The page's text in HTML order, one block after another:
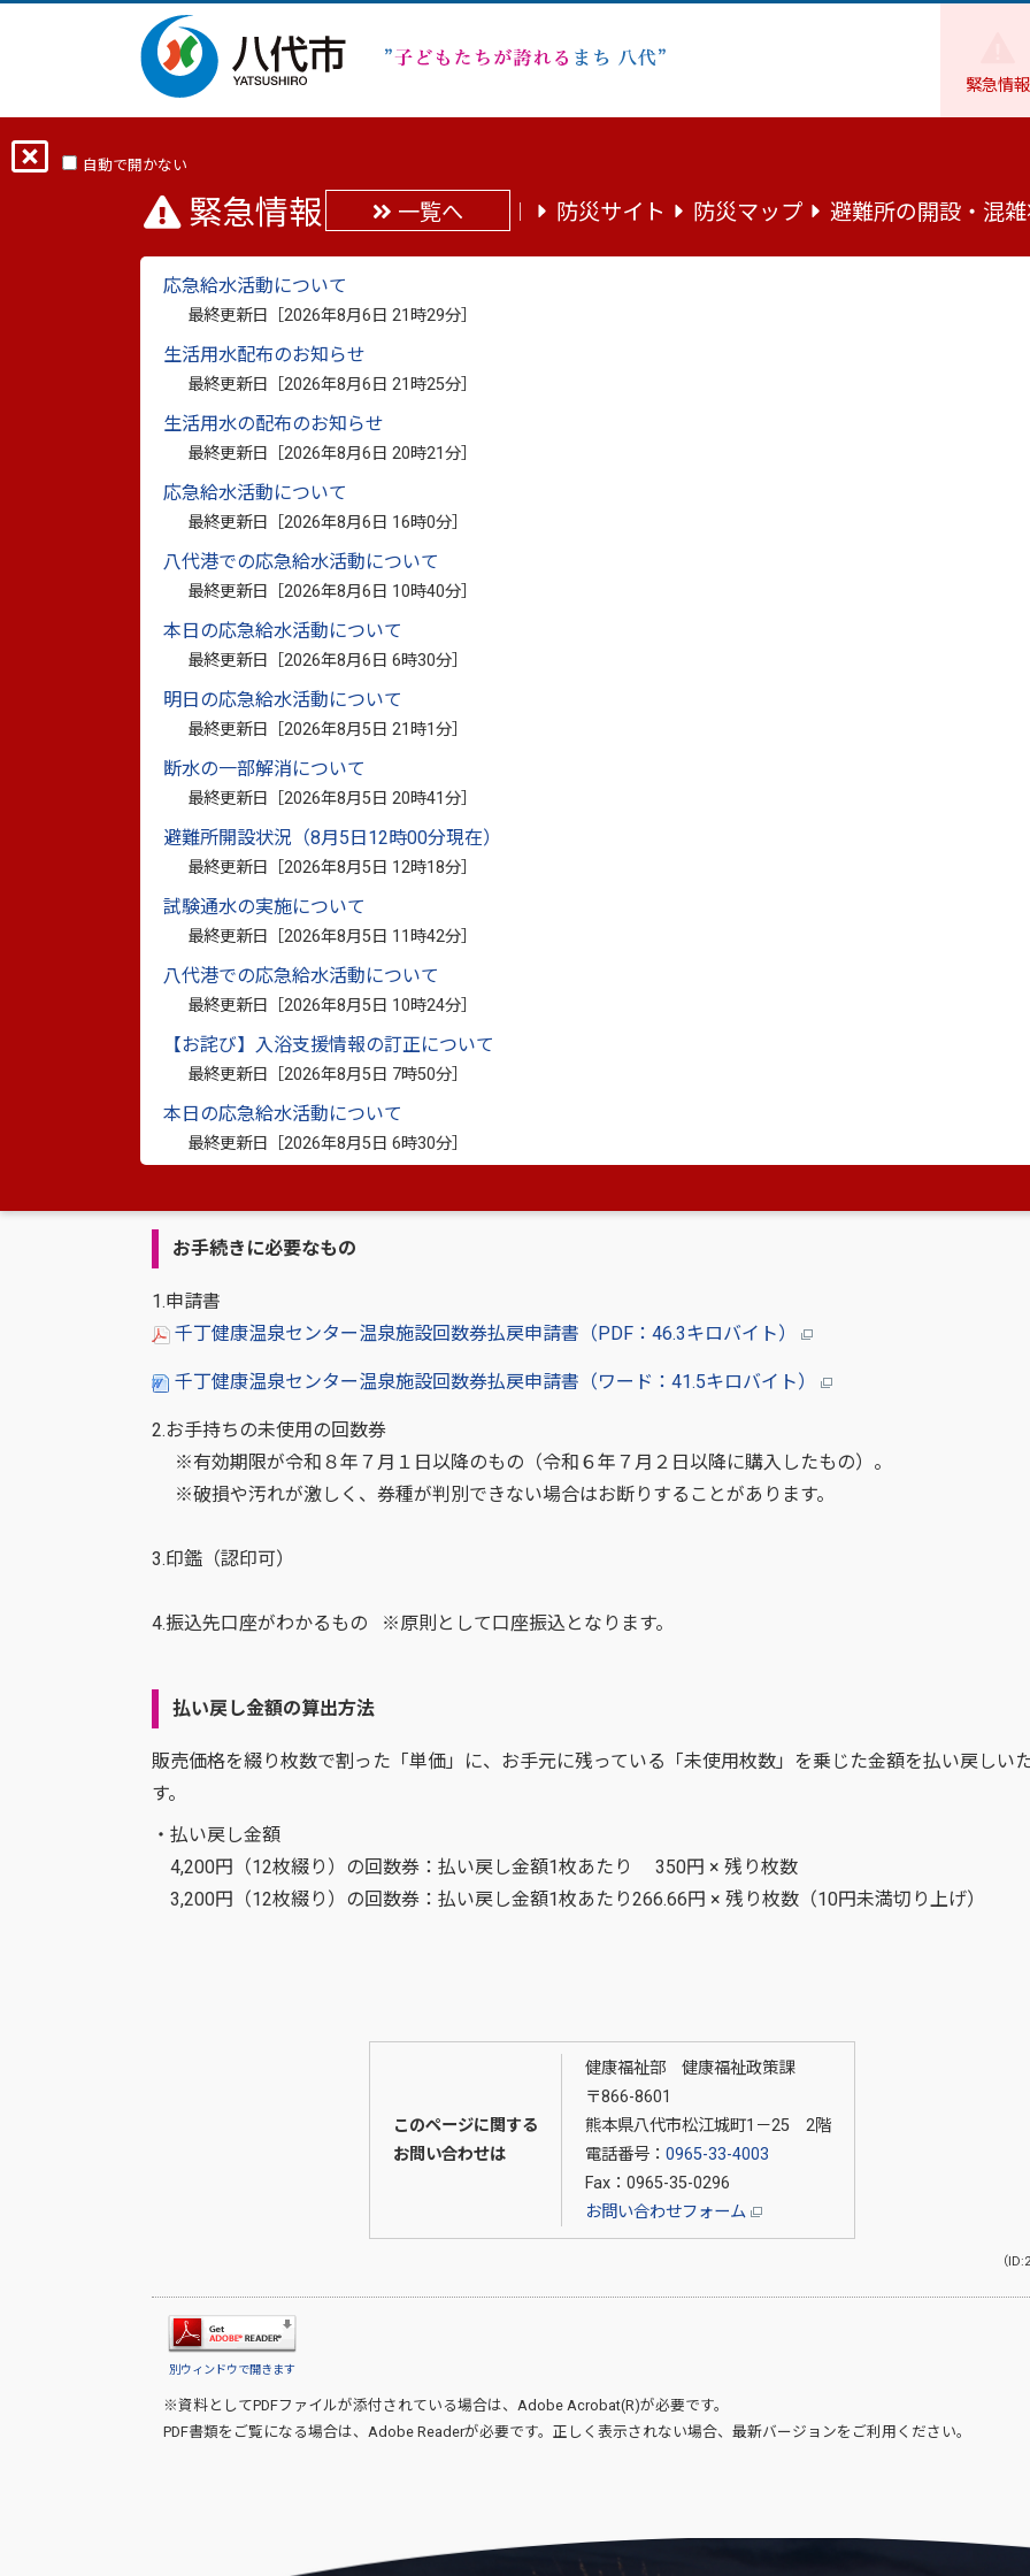
緊急情報
自動で開かない
緊急情報 一覧へ 防災サイト 防災マップ 避難所の開設・混
応急給水活動について
最終更新日［2026年8月6日 21時29分
生活用水配布のお知らせ
最終更新日［2026年8月6日 21時25分
生活用水の配布のお知らせ
最終更新日［2026年8月6日 20時21分
応急給水活動について
最終更新日［2026年8月6日 16時0分
八代港での応急給水活動について
最終更新日［2026年8月6日 10時40分
本日の応急給水活動について
最終更新日［2026年8月6日 6時30分
明日の応急給水活動について
最終更新日［2026年8月5日 21時1分
断水の一部解消について
最終更新日［2026年8月5日 20時41分
避難所開設状況（8月5日12時00分現在）
最終更新日［2026年8月5日 12時18分
試験通水の実施について
最終更新日［2026年8月5日 11時42分
八代港での応急給水活動について
最終更新日［2026年8月5日 10時24分
【お詫び】入浴支援情報の訂正について
最終更新日［2026年8月5日 7時50分
本日の応急給水活動について
最終更新日［2026年8月5日 6時30分
千丁健康温泉センター休館に伴う回数券 払い戻しのお知らせ
最終更新日：2026年5月27日 印刷
千丁健康温泉センター休館に伴う回数券 払い戻しのお知らせ
千丁健康温泉センターは、今後の運営方針検討に係る調査・検証を行うため、令和８年６月３０日（火
をもちまして休館することとなりました。
これに伴い、現在お持ちの未使用の回数券につきまして、下記の通り払い戻しをいたしますので、払い
付期間内にお手続きをお願い申し上げます。
※有効期限が令和８年６月３０日以前の回数券の払い戻しには応じかねます。
払い戻し受付期間
令和８年６月１日（月曜日）～ 令和８年８月３１日（水曜日）まで
受付時間： 午前９時 ～ 午後５時（※
※休館の期間に応じて受付期間を延長する場合もあります。
・八代市役所 健康福祉政策課（本庁舎２階）
・千丁支所 地域振興課 健康福祉係（千丁支所１階）
〒866-8601 熊本県八代市松江城町1-25 健康福祉政策課 宛
お手続きに必要なもの
1.申請書
千丁健康温泉センター温泉施設回数券払戻申請書（PDF：46.3キロバイト）
千丁健康温泉センター温泉施設回数券払戻申請書（ワード：41.5キロバイト）
2.お手持ちの未使用の回数券
※有効期限が令和８年７月１日以降のもの（令和６年７月２日以降に購入したもの）。
※破損や汚れが激しく、券種が判別できない場合はお断りすることがあります。
3.印鑑（認印可）
4.振込先口座がわかるもの ※原則として口座振込となります。
払い戻し金額の算出方法
販売価格を綴り枚数で割った「単価」に、お手元に残っている「未使用枚数」を乗じた金額を払い戻しい
す。
・払い戻し金額
4,200円（12枚綴り）の回数券：払い戻し金額1枚あたり 350円 × 残り枚数
3,200円（12枚綴り）の回数券：払い戻し金額1枚あたり266.66円 × 残り枚数（10円未満切り上げ）
このページに関する
お問い合わせは
健康福祉部 健康福祉政策課
〒866-8601
熊本県八代市松江城町1－25 2階
電話番号： 0965-33-4003
Fax：0965-35-0296
お問い合わせフォーム
（
別ウィンドウで開きます
※資料としてPDFファイルが添付されている場合は、 Adobe Acrobat(R)が必要です。
PDF書類をご覧になる場合は、 Adobe Readerが必要です。正しく表示されない場合、最新バージョンをご利用ください。